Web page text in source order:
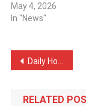
May 4, 2026
In "News"
Post
Daily Horoscope for Friday, November 21, 2025
RELATED